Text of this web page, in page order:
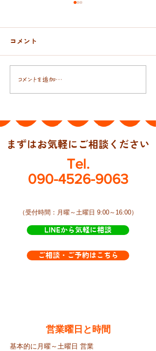
おんぶ紐と抱っこ紐
コメント
コメントを追加…
まずはお気軽にご相談ください
Tel.
090-4526-9063
​（受付時間：月曜～土曜日 9:00～16:00）
LINEから気軽に相談
ご相談・ご予約はこちら
​営業曜日と時間
基本的に月曜～土曜日 営業